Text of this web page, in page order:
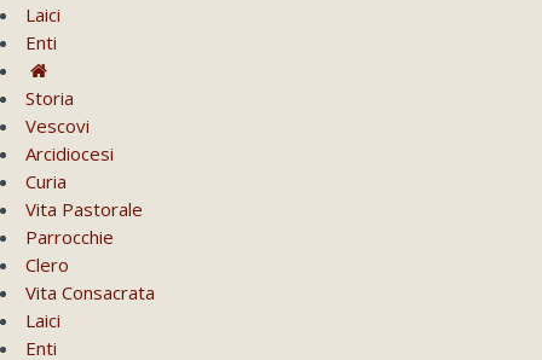
Laici
Enti
Storia
Vescovi
Arcidiocesi
Curia
Vita Pastorale
Parrocchie
Clero
Vita Consacrata
Laici
Enti